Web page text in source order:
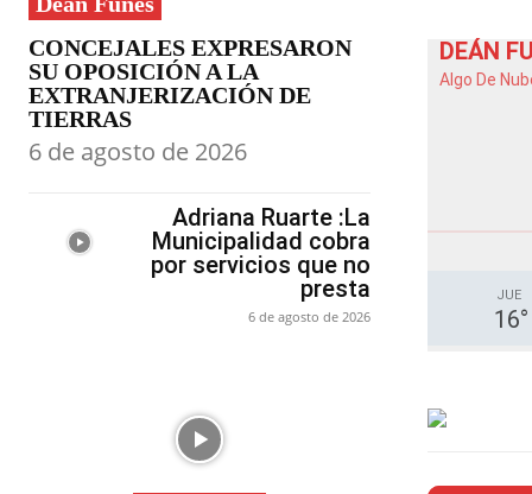
CONCEJALES EXPRESARON
SU OPOSICIÓN A LA
EXTRANJERIZACIÓN DE
TIERRAS
6 de agosto de 2026
Adriana Ruarte :La
Municipalidad cobra
por servicios que no
presta
6 de agosto de 2026
DEÁN
Algo De
JUE
16°